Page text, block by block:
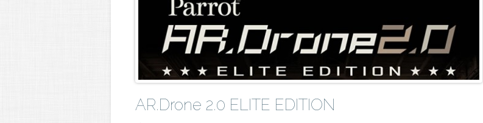
AR.Drone 2.0 ELITE EDITION